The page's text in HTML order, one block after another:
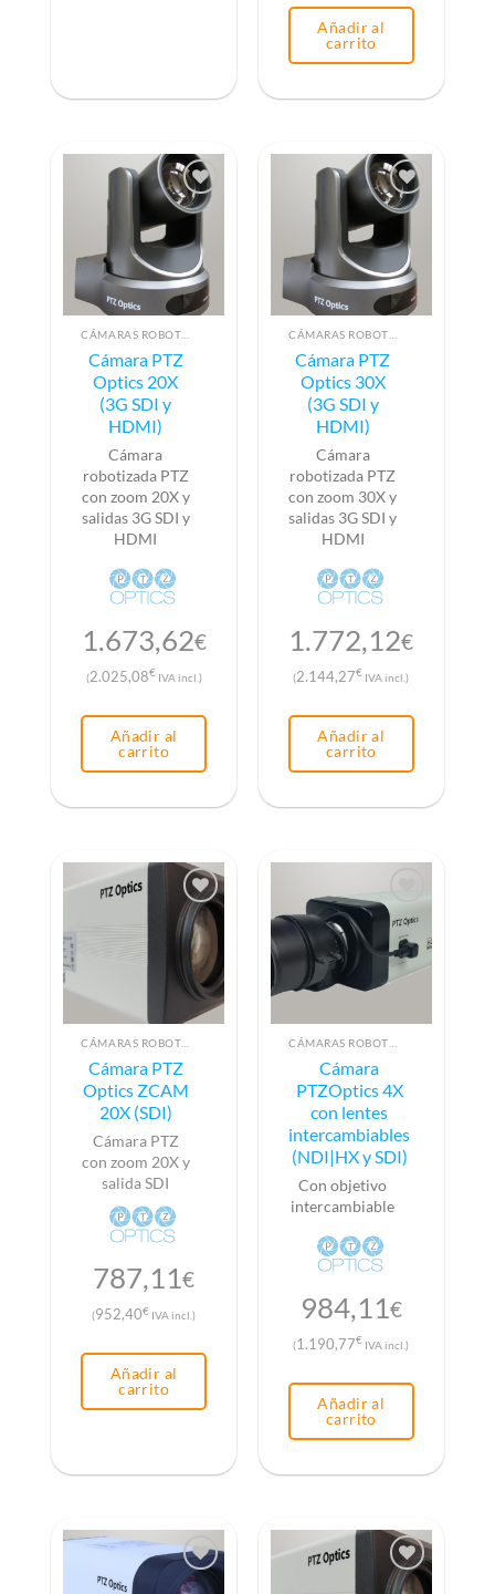
Añadir al
carrito
Cámara PTZ
Optics 20X
(3G SDI y
HDMI)
Cámara
robotizada PTZ
con zoom 20X y
salidas 3G SDI y
HDMI
1.673,62€
(2.025,08€IVA incl.)
Añadir al
carrito
Cámara PTZ
Optics 30X
(3G SDI y
HDMI)
Cámara
robotizada PTZ
con zoom 30X y
salidas 3G SDI y
HDMI
1.772,12€
(2.144,27€ IVA incl.)
Añadir al
carrito
Cámara PTZ
Optics ZCAM
20X (SDI)
Cámara PTZ
con zoom 20X y
salida SDI
787,11€
(952,40€ IVA incl.)
Añadir al
carrito
Cámara
PTZOptics 4X
con lentes
intercambiables
(NDI|HX y SDI)
Con objetivo
intercambiable
984,11 €
(1.190,77€ IVA incl.)
Añadir al
carrito